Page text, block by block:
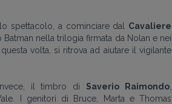
spettacolo, a cominciare dal Cavaliere
Batman nella trilogia firmata da Nolan e nei
questa volta, si ritrova ad aiutare il vigilante
il timbro di Saverio Raimondo
I genitori di Bruce, Marta e Thomas